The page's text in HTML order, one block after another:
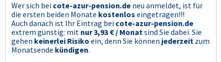
Wer sich bei cote-azur-pension.de neu anmeldet, ist für
die ersten beiden Monate kostenlos eingetragen!!!
Auch danach ist Ihr Eintrag bei cote-azur-pension.de
extrem günstig: mit nur 3,93 € / Monatsind Sie dabei. Sie
gehen keinerlei Risiko ein, denn Sie können jederzeit zum
Monatsende kündigen.